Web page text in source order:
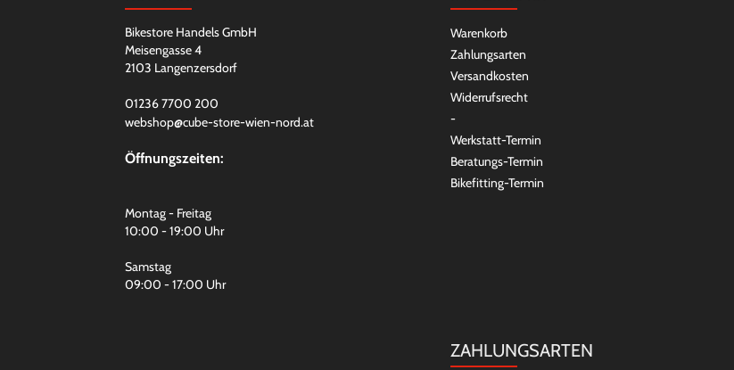
Bikestore Handels GmbH
Meisengasse 4
2103 Langenzersdorf
01236 7700 200
webshop@cube-store-wien-nord.at
Öffnungszeiten:
Montag - Freitag
10:00 - 19:00 Uhr
Samstag
09:00 - 17:00 Uhr
Warenkorb
Zahlungsarten
Versandkosten
Widerrufsrecht
-
Werkstatt-Termin
Beratungs-Termin
Bikefitting-Termin
ZAHLUNGSARTEN